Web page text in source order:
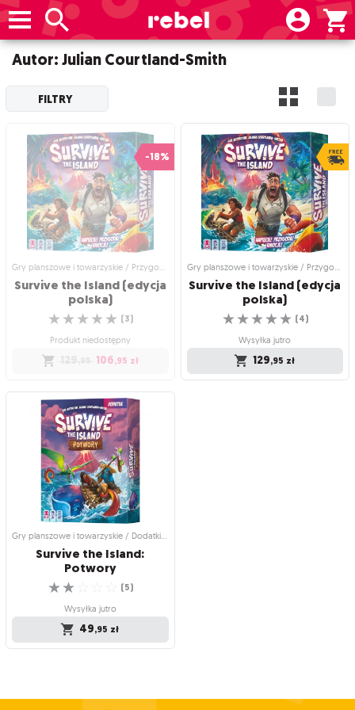
Autor: Julian Courtland-Smith
FILTRY
-18%
Gry planszowe i towarzyskie / Przygodowe gry planszowe
Survive the Island (edycja
polska)
☆
☆
☆
☆
☆ (3)
Produkt niedostępny
106,95 zł
Gry planszowe i towarzyskie /
Przygodowe gry planszowe
Survive the Island
(edycja polska)
Czy uda Ci się przetrwać?
☆
☆
☆
☆
☆ (3)
Produkt niedostępny
129,95 106,95 zł
Gry planszowe i towarzyskie / Przygodowe gry planszowe
Survive the Island (edycja
polska)
☆
☆
☆
☆
☆ (4)
Wysyłka jutro
129,95 zł
Gry planszowe i towarzyskie / Dodatki do gier
Survive the Island:
Potwory
☆
☆ (5)
Wysyłka jutro
49,95 zł
Potwory